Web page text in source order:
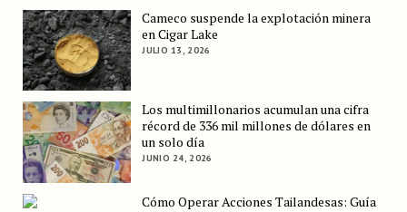
Cameco suspende la explotación minera
en Cigar Lake
JULIO 13, 2026
Los multimillonarios acumulan una cifra
récord de 336 mil millones de dólares en
un solo día
JUNIO 24, 2026
Cómo Operar Acciones Tailandesas: Guía